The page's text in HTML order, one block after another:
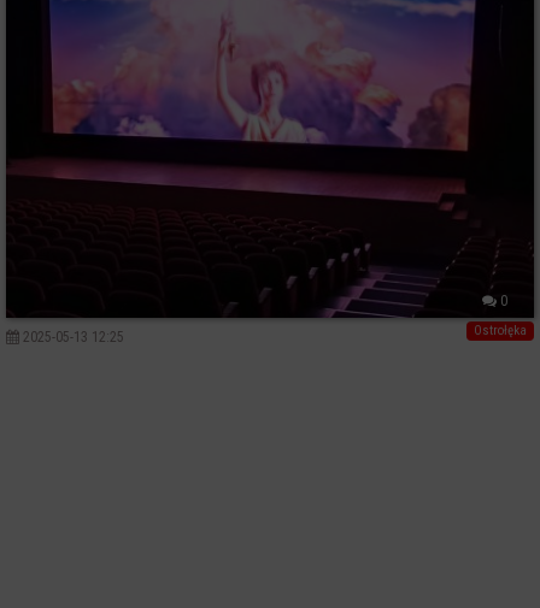
0
Ostrołęka
2025-05-13 12:25